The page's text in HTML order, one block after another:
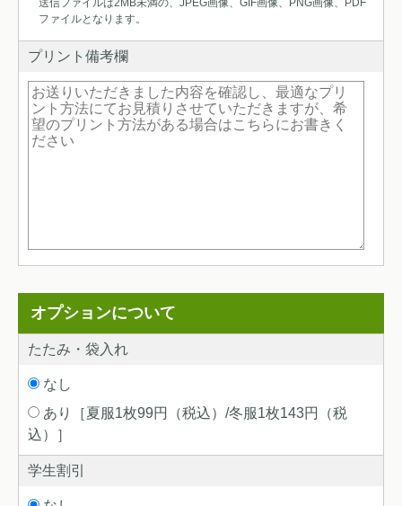
ファイルとなります。
プリント備考欄
オプションについて
たたみ・袋入れ
なし
あり［夏服1枚99円（税込）/冬服1枚143円（税
込）］
学生割引